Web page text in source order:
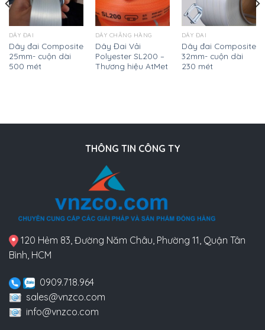
DÂY ĐAI
Dây đai Composite
25mm- cuộn dài
500 mét
DÂY CHẰNG HÀNG
Dây Đai Vải
Polyester SL200 –
Thương hiệu AtMet
DÂY ĐAI
Dây đai Composite
32mm- cuộn dài
230 mét
THÔNG TIN CÔNG TY
120 Hẻm 83, Đường Năm Châu, Phường 11, Quận Tân
Bình, HCM
0909.718.964
sales@vnzco.com
info@vnzco.com